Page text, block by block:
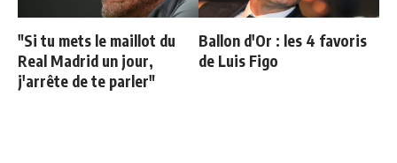
"Si tu mets le maillot du
Real Madrid un jour,
j'arrête de te parler"
Ballon d'Or : les 4 favoris
de Luis Figo